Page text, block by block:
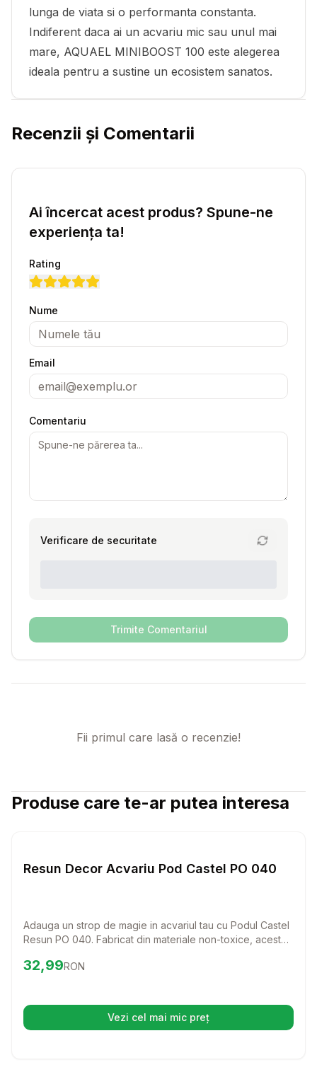
lunga de viata si o performanta constanta.
Indiferent daca ai un acvariu mic sau unul mai
mare, AQUAEL MINIBOOST 100 este alegerea
ideala pentru a sustine un ecosistem sanatos.
Recenzii și Comentarii
Ai încercat acest produs? Spune-ne
experiența ta!
Rating
Nume
Email
Comentariu
Verificare de securitate
Trimite Comentariul
Fii primul care lasă o recenzie!
Produse care te-ar putea interesa
Pesti
Resun Decor Acvariu Pod Castel PO 040
Adauga un strop de magie in acvariul tau cu Podul Castel
Resun PO 040. Fabricat din materiale non-toxice, acest
vietuitoarele tale. Transformi fiecare privire intr-o
Preț:32.99
32,99RON
Vezi cel mai mic preț(se deschide într-o filă nouă)